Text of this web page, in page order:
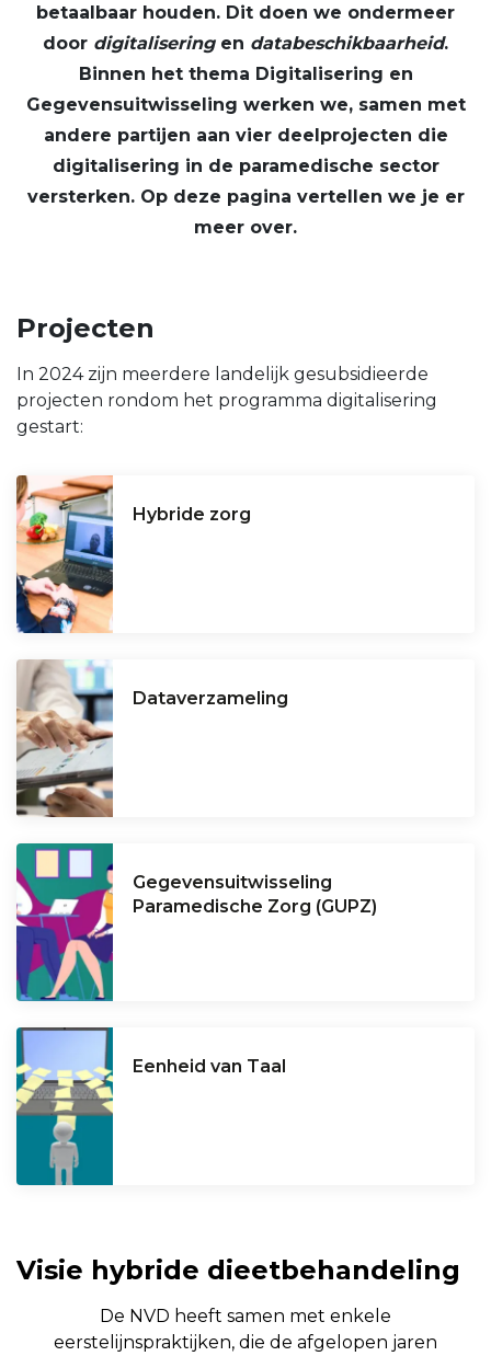
betaalbaar houden. Dit doen we ondermeer
door digitaliseringen databeschikbaarheid.
Binnen het thema Digitalisering en
Gegevensuitwisseling werken we, samen met
andere partijen aan vier deelprojecten die
digitalisering in de paramedische sector
versterken. Op deze pagina vertellen we je er
meer over.
Projecten
In 2024 zijn meerdere landelijk gesubsidieerde
projecten rondom het programma digitalisering
gestart:
Hybride zorg
Dataverzameling
Gegevensuitwisseling
Paramedische Zorg (GUPZ)
Eenheid van Taal
Visie hybride dieetbehandeling
De NVD heeft samen met enkele
eerstelijnspraktijken, die de afgelopen jaren